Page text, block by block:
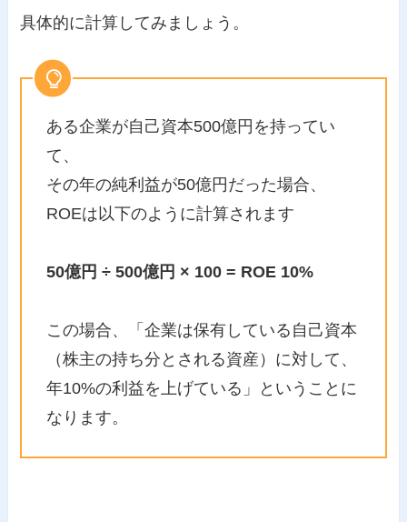
具体的に計算してみましょう。
ある企業が自己資本500億円を持ってい
て、
その年の純利益が50億円だった場合、
ROEは以下のように計算されます
50億円 ÷ 500億円 × 100 = ROE 10%
この場合、「企業は保有している自己資本
（株主の持ち分とされる資産）に対して、
年10%の利益を上げている」ということに
なります。